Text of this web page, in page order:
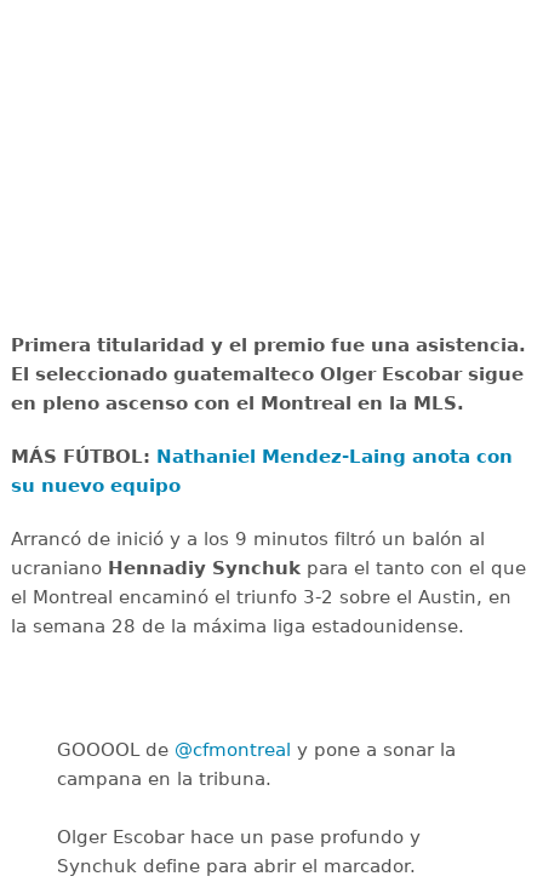
Primera titularidad y el premio fue una asistencia.
El seleccionado guatemalteco Olger Escobar sigue
en pleno ascenso con el Montreal en la MLS.
MÁS FÚTBOL: Nathaniel Mendez-Laing anota con
su nuevo equipo
Arrancó de inició y a los 9 minutos filtró un balón al
ucranianoHennadiy Synchukpara el tanto con el que
el Montreal encaminó el triunfo 3-2 sobre el Austin, en
la semana 28 de la máxima liga estadounidense.
GOOOOL de @cfmontreal y pone a sonar la
campana en la tribuna.
Olger Escobar hace un pase profundo y
Synchuk define para abrir el marcador.